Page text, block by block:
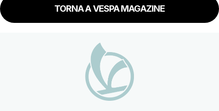
TORNA A VESPA MAGAZINE